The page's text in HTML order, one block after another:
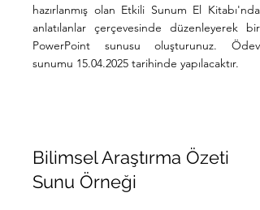
hazırlanmış olan Etkili Sunum El Kitabı'nda
anlatılanlar çerçevesinde düzenleyerek bir
PowerPoint sunusu oluşturunuz. Ödev
sunumu 15.04.2025 tarihinde yapılacaktır.
Bilimsel Araştırma Özeti
Sunu Örneği